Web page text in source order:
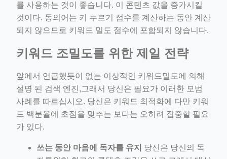
를 사용하는 것이 좋습니다. 이 콘텐츠 값을 증가시킬
것이다. 동의어는 키 누르기 점수를 계산하는 동안 계산
되지 않으므로 키워드 밀도 점수에 포함되지 않습니다.
키워드 조밀도를 위한 제일 전략
앞에서 언급했듯이 없는 이상적인 키워드밀도에 의해
설명 된 검색 엔진,그래서 당신은 필요가 이러한 모범
사례를 따르십시오. 당신은 키워드 최적화에 다만 키워
드 백분율에 초점을 맞추는 보다는 오히려 집중할 필요
가 있다.
쓰는 동안 마음에 독자를 유지
당신은 당신의 독